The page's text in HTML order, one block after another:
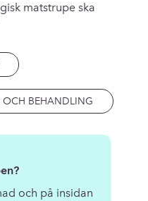
matstrupe ska
BEHANDLING
och på insidan